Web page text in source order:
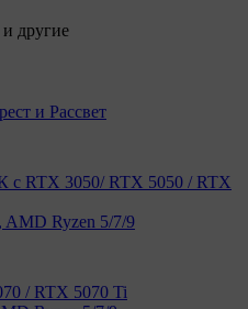
другие
и Рассвет
с RTX 3050/ RTX 5050 / RTX
AMD Ryzen 5/7/9
/ RTX 5070 Ti